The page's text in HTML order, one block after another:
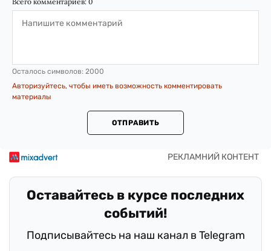
Осталось символов: 2000
Авторизуйтесь, чтобы иметь возможность комментировать
материалы
ОТПРАВИТЬ
Оставайтесь в курсе последних
событий!
Подписывайтесь на наш канал в Telegram